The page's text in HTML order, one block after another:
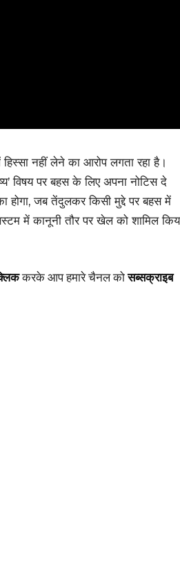
नहीं लेने का आरोप लगता रहा है।
विषय पर बहस के लिए अपना नोटिस दे
जब तेंदुलकर किसी मुद्दे पर बहस में
में कानूनी तौर पर खेल को शामिल
करके आप हमारे चैनल कोसब्सक्राइब